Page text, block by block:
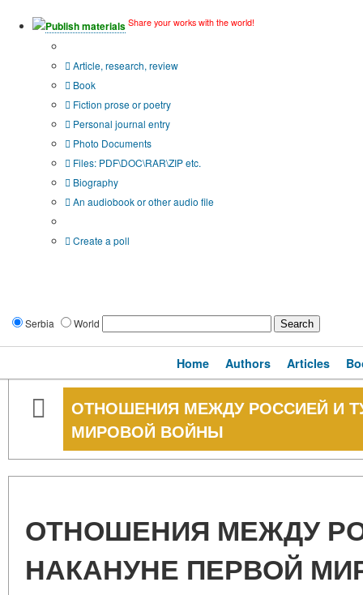
Publish materials Share your works with the world!
Article, research, review
Book
Fiction prose or poetry
Personal journal entry
Photo Documents
Files: PDF\DOC\RAR\ZIP etc.
Biography
An audiobook or other audio file
Create a poll
Serbia World
Home Authors Articles
ОТНОШЕНИЯ МЕЖДУ РОССИЕЙ И
МИРОВОЙ ВОЙНЫ
ОТНОШЕНИЯ МЕЖДУ
НАКАНУНЕ ПЕРВОЙ